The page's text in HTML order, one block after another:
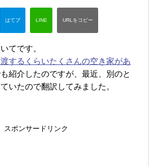
てです。
渡するくらいたくさんの空き家があ
紹介したのですが、最近、別のと
いたので翻訳してみました。
スポンサードリンク